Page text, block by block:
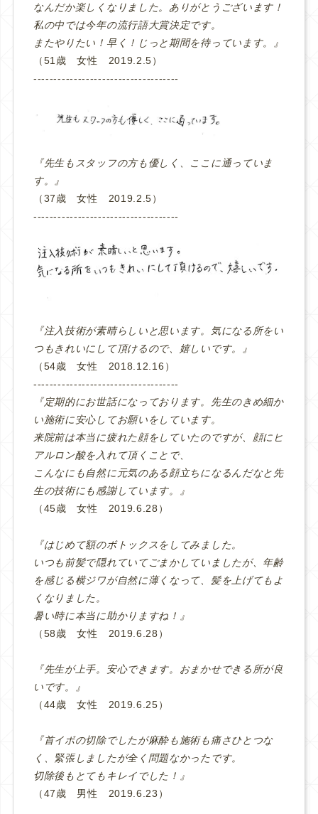
なんだか楽しくなりました。ありがとうございます！
私の中では今年の流行語大賞決定です。
またやりたい！早く！じっと期間を待っています。』
（51歳 女性 2019.2.5）
‐‐‐‐‐‐‐‐‐‐‐‐‐‐‐‐‐‐‐‐‐‐‐‐‐‐‐‐‐‐‐‐‐‐‐‐
『先生もスタッフの方も優しく、ここに通っていま
す。』
（37歳 女性 2019.2.5）
‐‐‐‐‐‐‐‐‐‐‐‐‐‐‐‐‐‐‐‐‐‐‐‐‐‐‐‐‐‐‐‐‐‐‐‐
『注入技術が素晴らしいと思います。気になる所をい
つもきれいにして頂けるので、嬉しいです。』
（54歳 女性 2018.12.16）
‐‐‐‐‐‐‐‐‐‐‐‐‐‐‐‐‐‐‐‐‐‐‐‐‐‐‐‐‐‐‐‐‐‐‐‐
『定期的にお世話になっております。先生のきめ細か
い施術に安心してお願いをしています。
来院前は本当に疲れた顔をしていたのですが、顔にヒ
アルロン酸を入れて頂くことで、
こんなにも自然に元気のある顔立ちになるんだなと先
生の技術にも感謝しています。』
（45歳 女性 2019.6.28）
『はじめて額のボトックスをしてみました。
いつも前髪で隠れていてごまかしていましたが、年齢
を感じる横ジワが自然に薄くなって、髪を上げてもよ
くなりました。
暑い時に本当に助かりますね！』
（58歳 女性 2019.6.28）
『先生が上手。安心できます。おまかせできる所が良
いです。』
（44歳 女性 2019.6.25）
『首イボの切除でしたが麻酔も施術も痛さひとつな
く、緊張しましたが全く問題なかったです。
切除後もとてもキレイでした！』
（47歳 男性 2019.6.23）